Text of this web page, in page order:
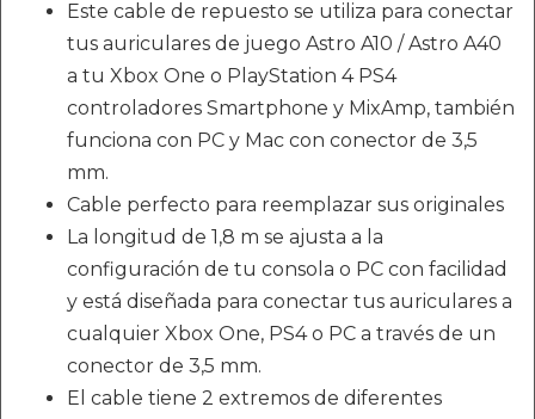
Este cable de repuesto se utiliza para conectar
tus auriculares de juego Astro A10 / Astro A40
a tu Xbox One o PlayStation 4 PS4
controladores Smartphone y MixAmp, también
funciona con PC y Mac con conector de 3,5
mm.
Cable perfecto para reemplazar sus originales
La longitud de 1,8 m se ajusta a la
configuración de tu consola o PC con facilidad
y está diseñada para conectar tus auriculares a
cualquier Xbox One, PS4 o PC a través de un
conector de 3,5 mm.
El cable tiene 2 extremos de diferentes